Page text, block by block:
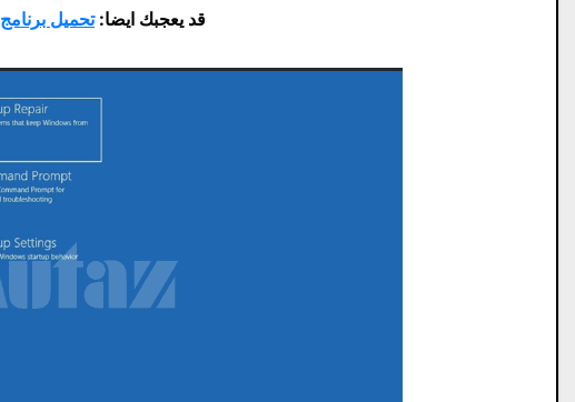
قد يعجبك ايضا:تحميل برنامج Corel iGrafx Origins